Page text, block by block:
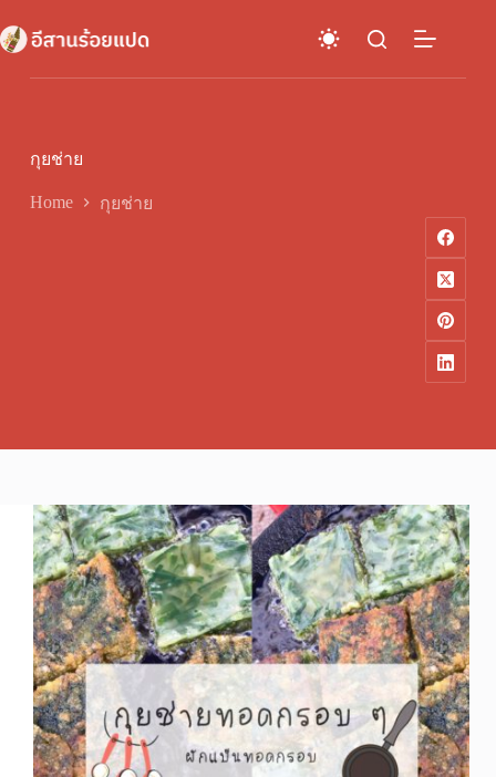
to
content
กุยช่าย
Home กุยช่าย